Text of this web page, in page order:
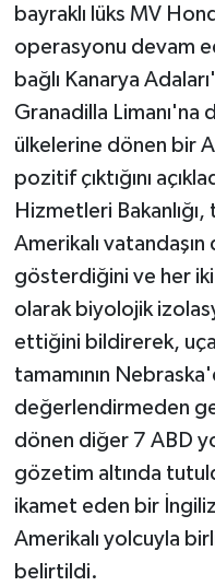
bayraklı lüks MV
operasyonu devam
bağlı Kanarya
Granadilla Limanı'na
ülkelerine dönen bir
pozitif çıktığını
Hizmetleri
Amerikalı
gösterdiğini ve her
olarak biyolojik
ettiğini bildirerek,
tamamının
değerlendirmeden
dönen diğer 7 ABD
gözetim altında
ikamet eden bir
Amerikalı yolcuyla
belirtildi.